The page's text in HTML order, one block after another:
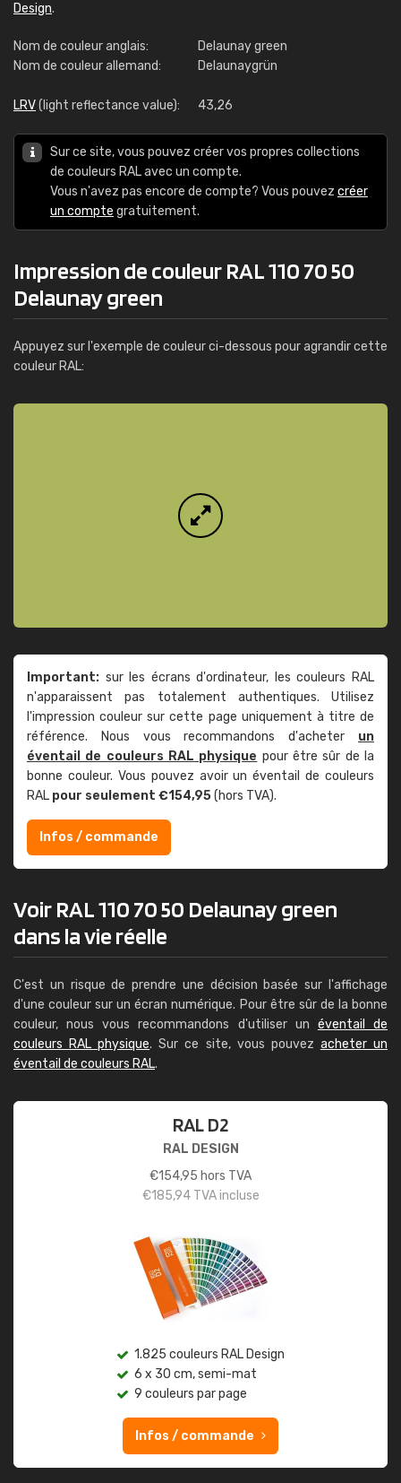
Design.
Nom de couleur anglais:
Delaunay green
Nom de couleur allemand:
Delaunaygrün
LRV(light reflectance value): 43,26
Sur ce site, vous pouvez créer vos propres collections
de couleurs RAL avec un compte.
Vous n'avez pas encore de compte? Vous pouvez créer
un compte gratuitement.
Impression de couleur RAL 110 70 50
Delaunay green
Appuyez sur l'exemple de couleur ci-dessous pour agrandir cette
couleur RAL:
Important: sur les écrans d'ordinateur, les couleurs RAL
n'apparaissent pas totalement authentiques. Utilisez
l'impression couleur sur cette page uniquement à titre de
référence. Nous vous recommandons d'acheter un
éventail de couleurs RAL physique pour être sûr de la
bonne couleur. Vous pouvez avoir un éventail de couleurs
RAL pour seulement €154,95(hors TVA).
Infos / commande
Voir RAL 110 70 50 Delaunay green
dans la vie réelle
C'est un risque de prendre une décision basée sur l'affichage
d'une couleur sur un écran numérique. Pour être sûr de la bonne
couleur, nous vous recommandons d'utiliser un éventail de
couleurs RAL physique. Sur ce site, vous pouvez acheter un
éventail de couleurs RAL.
RAL D2
RAL DESIGN
€154,95 hors TVA
€185,94TVA incluse
1.825 couleurs RAL Design
6 x 30 cm, semi-mat
9 couleurs par page
Infos / commande